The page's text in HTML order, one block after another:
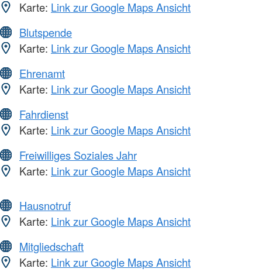
Karte: Link zur Google Maps Ansicht
Blutspende
Karte: Link zur Google Maps Ansicht
Ehrenamt
Karte: Link zur Google Maps Ansicht
Fahrdienst
Karte: Link zur Google Maps Ansicht
Freiwilliges Soziales Jahr
Karte: Link zur Google Maps Ansicht
Hausnotruf
Karte: Link zur Google Maps Ansicht
Mitgliedschaft
Karte: Link zur Google Maps Ansicht